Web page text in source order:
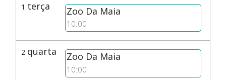
1 terça Zoo Da Maia
10:00
2 quarta Zoo Da Maia
10:00